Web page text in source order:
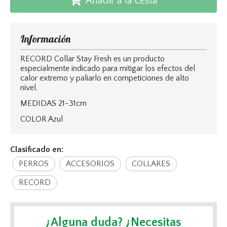
Información
RECORD Collar Stay Fresh es un producto
especialmente indicado para mitigar los efectos del
calor extremo y paliarlo en competiciones de alto
nivel.
MEDIDAS 21-31cm
COLOR Azul
Clasificado en:
PERROS
ACCESORIOS COLLARES
RECORD
¿Alguna duda? ¿Necesitas